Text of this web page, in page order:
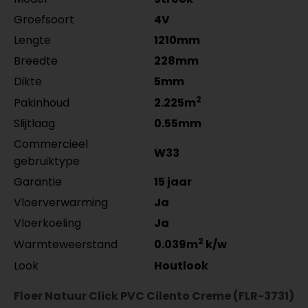
Co-Pro Profielen Zilver
per lengte: mm, € 28,95 p/st
Groefsoort
4V
Lengte
1210mm
Breedte
228mm
Dikte
5mm
Pakinhoud
2.225m2
Slijtlaag
0.55mm
Commercieel
gebruiktype
W33
Garantie
15 jaar
Vloerverwarming
Ja
Vloerkoeling
Ja
Warmteweerstand
0.039m2 k/w
Look
Houtlook
Floer Natuur Click PVC Cilento Creme (FLR-3731)